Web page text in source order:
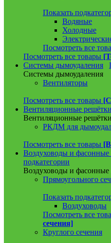
Показать
Водяные
Холодные
Посмотреть все
Посмотреть все товары
Системы дымоудаления
Системы дымоудаления
Вентиляторы
Посмотреть все товары
Вентиляционные решётки
Вентиляционные решётки
РКДМ для
Посмотреть все товары
Воздуховоды и фасонные
подкатегории
Воздуховоды и фасонные
Прямоугольного
Показать
Воздуховоды
Посмотреть все
сечения]
Круглого сечения